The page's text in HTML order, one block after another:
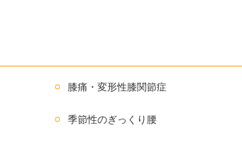
膝痛・変形性膝関節症
季節性のぎっくり腰